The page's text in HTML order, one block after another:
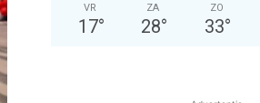
VR
17°
ZA
28°
ZO
33°